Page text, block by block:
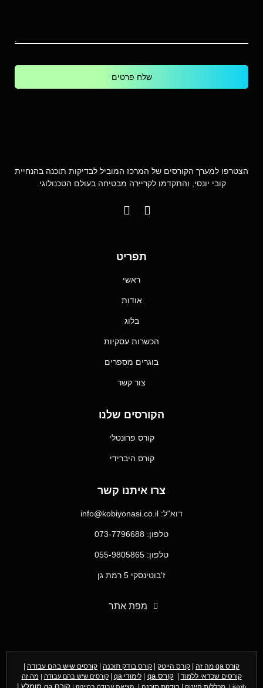
שלח פרטים
הצטרפו למערך הקורסים של המרכז המוביל לבדיקות תוכנה בהנחיית
קובי יונסי, והתקדמו לקריירה מבטיחה בעולם הטכנולוגי.
תפריט
ראשי
אודות
בלוג
הכשרות עסקיות
בוגרים מספרים
צור קשר
הקורסים שלנו
קורס פרונטלי
קורס היברידי
צרו איתנו קשר
דוא"ל: info@kobiyonasi.co.il
טלפון: 073-7796688
טלפון: 055-9805865
ז'בוטינסקי 5 רמת גן
מפת אתר
קורס qa מה זה | קורס הייטק | קורס בודק תוכנה | קורסים שיש בהם עבודה |
קורסים שכדאי ללמוד | קורס qa |לימודי qa |קורסים שיש בהם עבודה | מה זה
מכללות הייטק | בודקת תוכנה |